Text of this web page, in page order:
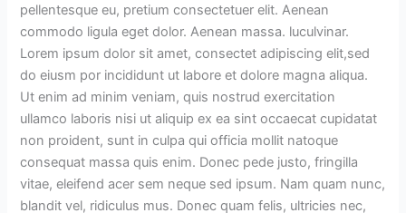
pellentesque eu, pretium consectetuer elit. Aenean
commodo ligula eget dolor. Aenean massa. luculvinar.
Lorem ipsum dolor sit amet, consectet adipiscing elit,sed
do eiusm por incididunt ut labore et dolore magna aliqua.
Ut enim ad minim veniam, quis nostrud exercitation
ullamco laboris nisi ut aliquip ex ea sint occaecat cupidatat
non proident, sunt in culpa qui officia mollit natoque
consequat massa quis enim. Donec pede justo, fringilla
vitae, eleifend acer sem neque sed ipsum. Nam quam nunc,
blandit vel, ridiculus mus. Donec quam felis, ultricies nec,